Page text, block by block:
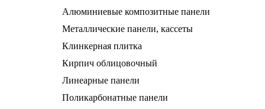
Алюминиевые композитные панели
Металлические панели, кассеты
Клинкерная плитка
Кирпич облицовочный
Линеарные панели
Поликарбонатные панели